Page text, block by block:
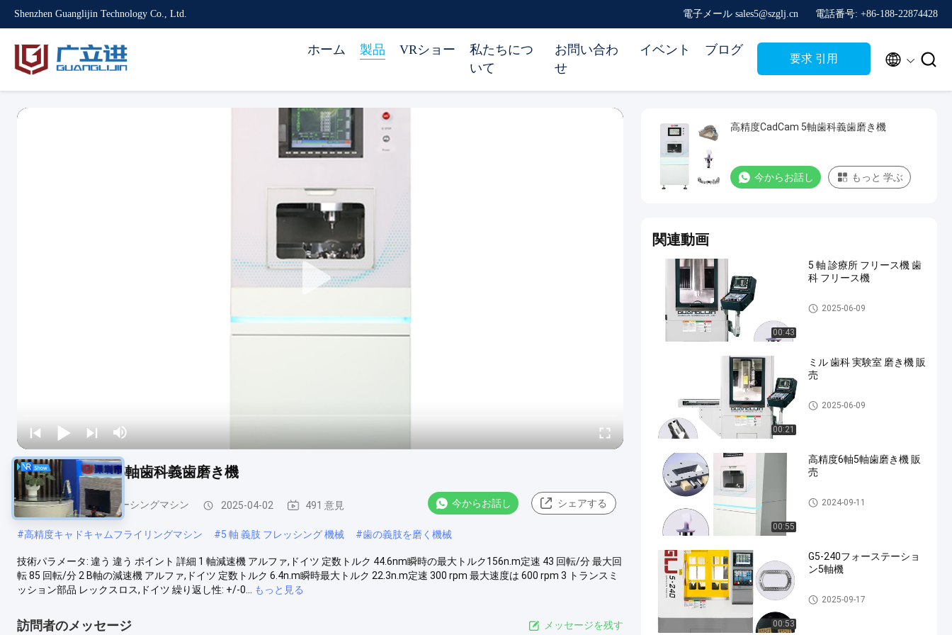
Shenzhen Guanglijin Technology Co., Ltd. 電子メール sales5@szglj.cn 電話番号: +86-188-22874428
ホーム 製品 VRショー
私たちにつ
いて
お問い合わ
せ
イベント ブログ
要求 引用  
高精度CadCam 5軸歯科義歯磨き機
歯科ラボのCNCフレーシングマシン 2025-04-02 491 意見 今からお話し シェアする
#高精度キャドキャムフライリングマシン #5 軸 義肢 フレッシング 機械 #歯の義肢を磨く機械
技術パラメータ: 違う 違う ポイント 詳細 1 軸減速機 アルファ,ドイツ 定数トルク 44.6nm瞬時の最大トルク156n.m定速 43 回転/分 最大回
転 85 回転/分 2 B軸の減速機 アルファ,ドイツ 定数トルク 6.4n.m瞬時最大トルク 22.3n.m定速 300 rpm 最大速度は 600 rpm 3 トランスミ
ッション部品 レックスロス,ドイツ 繰り返し性: +/-0...
もっと見る
訪問者のメッセージ メッセージを残す
高精度CadCam 5軸歯科義歯磨き機
今からお話し もっと 学ぶ
関連動画
00:43
5 軸 診療所 フリース機 歯
科 フリース機
Five Axis Dental Milling Machi
ne
2025-06-09
00:21
ミル 歯科 実験室 磨き機 販
売
Five Axis Dental Milling Machi
ne
2025-06-09
00:55
高精度6軸5軸歯磨き機 販
売
Five Axis Dental Milling Machi
ne
2024-09-11
00:53
G5-240フォーステーショ
ン5軸機
Five Axis Industrial CNC Machi
ne
2025-09-17